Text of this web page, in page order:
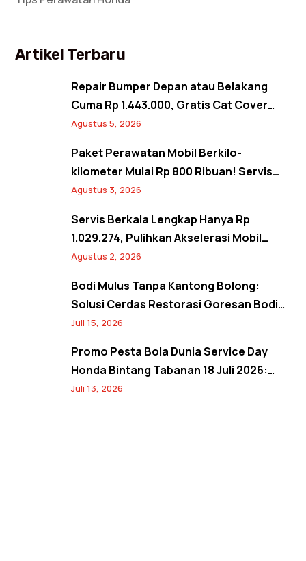
Artikel Terbaru
Repair Bumper Depan atau Belakang
Cuma Rp 1.443.000, Gratis Cat Cover
Spion! Back to Shine Promo Agustus
Agustus 5, 2026
Paket Perawatan Mobil Berkilo-
kilometer Mulai Rp 800 Ribuan! Servis
Semangat Kemerdekaan Promo Agustus
Agustus 3, 2026
Servis Berkala Lengkap Hanya Rp
1.029.274, Pulihkan Akselerasi Mobil
Seperti Baru! Back to Prime Promo
Agustus 2, 2026
Bodi Mulus Tanpa Kantong Bolong:
Solusi Cerdas Restorasi Goresan Bodi
Mobil Hemat Biaya
Juli 15, 2026
Promo Pesta Bola Dunia Service Day
Honda Bintang Tabanan 18 Juli 2026:
Banjir Diskon Servis hingga 20% dan
Juli 13, 2026